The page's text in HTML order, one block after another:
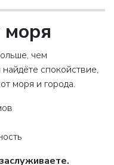
моря
чем
спокойствие,
моря и города.